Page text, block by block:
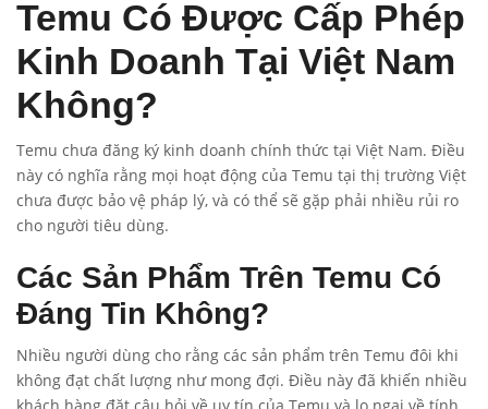
Temu Có Được Cấp Phép
Kinh Doanh Tại Việt Nam
Không?
Temu chưa đăng ký kinh doanh chính thức tại Việt Nam. Điều
này có nghĩa rằng mọi hoạt động của Temu tại thị trường Việt
chưa được bảo vệ pháp lý, và có thể sẽ gặp phải nhiều rủi ro
cho người tiêu dùng.
Các Sản Phẩm Trên Temu Có
Đáng Tin Không?
Nhiều người dùng cho rằng các sản phẩm trên Temu đôi khi
không đạt chất lượng như mong đợi. Điều này đã khiến nhiều
khách hàng đặt câu hỏi về uy tín của Temu và lo ngại về tính